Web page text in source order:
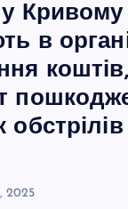
Кривому
в
2025